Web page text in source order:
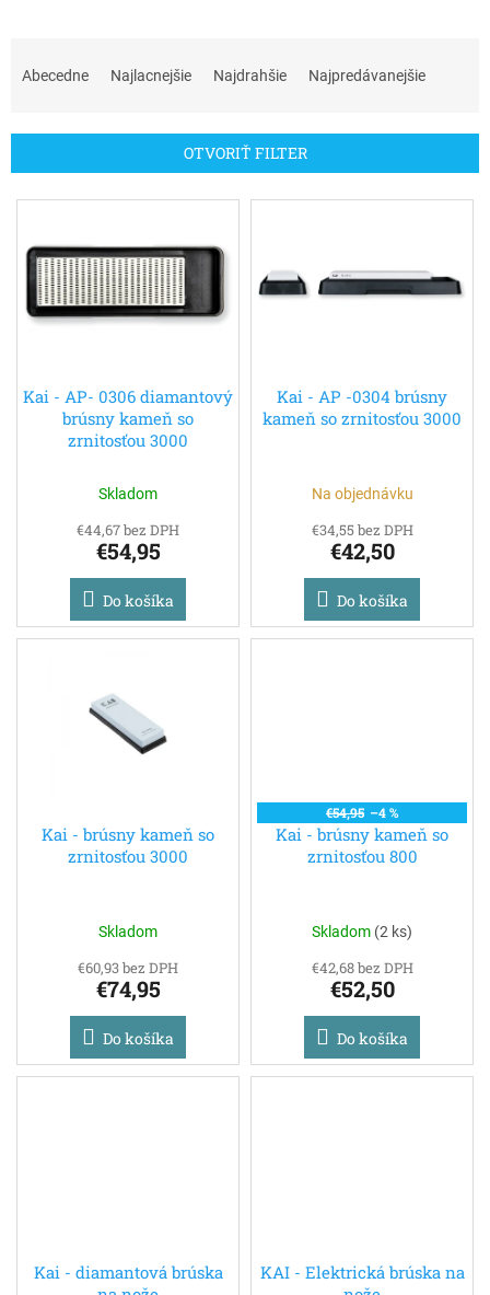
i
e
Abecedne Najlacnejšie Najdrahšie Najpredávanejšie
OTVORIŤ FILTER
V
Kai - AP- 0306 diamantový
brúsny kameň so
zrnitosťou 3000
Skladom
€44,67 bez DPH
€54,95
Do košíka
Kai - AP -0304 brúsny
kameň so zrnitosťou 3000
Na objednávku
€34,55 bez DPH
€42,50
Do košíka
Kai - brúsny kameň so
zrnitosťou 3000
Skladom
€60,93 bez DPH
€74,95
Do košíka
€54,95 –4 %
Kai - brúsny kameň so
zrnitosťou 800
Skladom (2 ks)
€42,68 bez DPH
€52,50
Do košíka
Kai - diamantová brúska
KAI - Elektrická brúska na